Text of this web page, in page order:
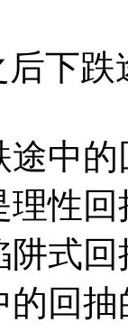
下跌
的
性
式
回